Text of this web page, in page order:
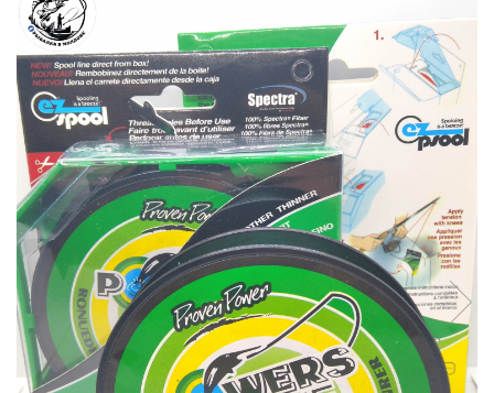
Accesorii nadire, sondare
Accesorii, monturi crap
Rod Pod, picheti, suporti
Carlige crap
Avertizoare si swingere
Pescuit Feeder, Stationar, Pluta
Lansete Feeder, Stationar, Pluta
Mulinete Feeder, Stationar, Pluta
Fire feeder, stationar
Plute si Indicatoare
Platforme feeder, suporturi,
tripoduri
Plumbi, cosulete, momitoare
Carlige Feeder, Stationar